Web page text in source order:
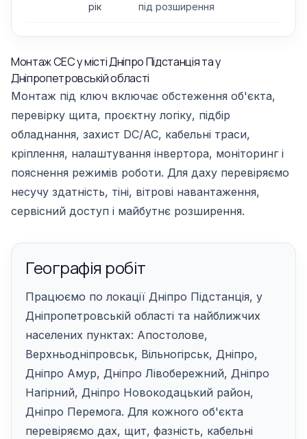
рік
під розширення
Монтаж СЕС у місті Дніпро Підстанція та у
Дніпропетровській області
Монтаж під ключ включає обстеження об'єкта,
перевірку щита, проєктну логіку, підбір
обладнання, захист DC/AC, кабельні траси,
кріплення, налаштування інвертора, моніторинг і
пояснення режимів роботи. Для даху перевіряємо
несучу здатність, тіні, вітрові навантаження,
сервісний доступ і майбутнє розширення.
Географія робіт
Працюємо по локації Дніпро Підстанція, у
Дніпропетровській області та найближчих
населених пунктах: Апостолове,
Верхньодніпровськ, Вільногірськ, Дніпро,
Дніпро Амур, Дніпро Лівобережний, Дніпро
Нагірний, Дніпро Новокодацький район,
Дніпро Перемога. Для кожного об'єкта
перевіряємо дах, щит, фазність, кабельні